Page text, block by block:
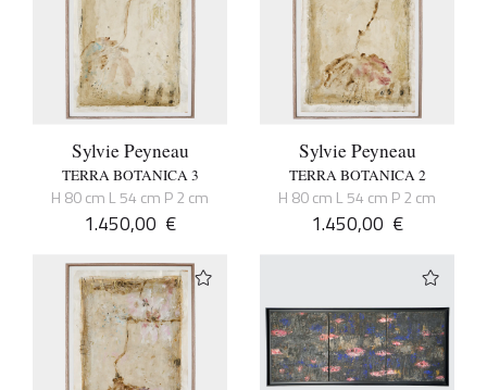
Sylvie Peyneau
TERRA BOTANICA 3
H 80 cm L 54 cm P 2 cm
1.450,00 €
Sylvie Peyneau
TERRA BOTANICA 2
H 80 cm L 54 cm P 2 cm
1.450,00 €